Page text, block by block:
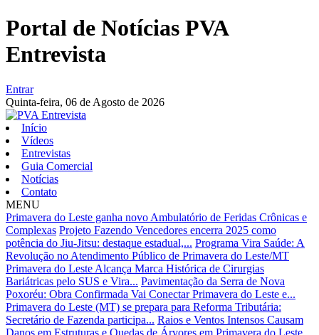
Portal de Notícias PVA
Entrevista
Entrar
Quinta-feira, 06 de Agosto de 2026
Início
Vídeos
Entrevistas
Guia Comercial
Notícias
Contato
MENU
Primavera do Leste ganha novo Ambulatório de Feridas Crônicas e
Complexas Projeto Fazendo Vencedores encerra 2025 como
potência do Jiu-Jitsu: destaque estadual,... Programa Vira Saúde: A
Revolução no Atendimento Público de Primavera do Leste/MT
Primavera do Leste Alcança Marca Histórica de Cirurgias
Bariátricas pelo SUS e Vira... Pavimentação da Serra de Nova
Poxoréu: Obra Confirmada Vai Conectar Primavera do Leste e...
Primavera do Leste (MT) se prepara para Reforma Tributária:
Secretário de Fazenda participa... Raios e Ventos Intensos Causam
Danos em Estruturas e Quedas de Árvores em Primavera do Leste